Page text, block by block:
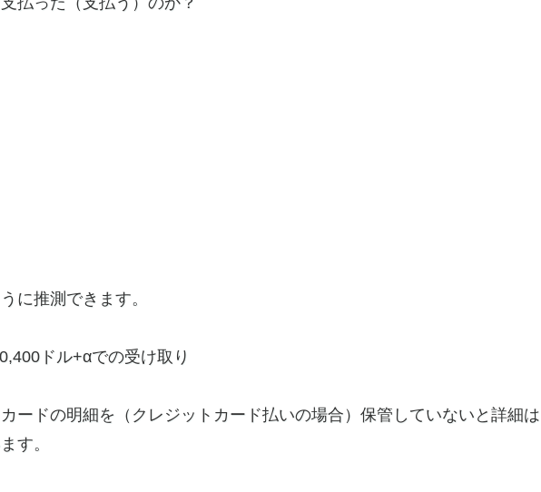
に推測できます。
ドル+αでの受け取り
ードの明細を（クレジットカード払いの場合）保管していないと詳細は
す。